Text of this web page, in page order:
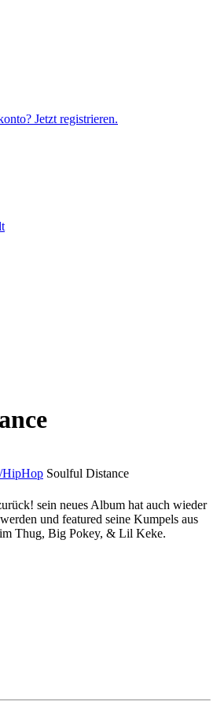
Jetzt registrieren.
HipHop Soulful Distance
sein neues Album hat auch wieder
und featured seine Kumpels aus
Thug, Big Pokey, & Lil Keke.